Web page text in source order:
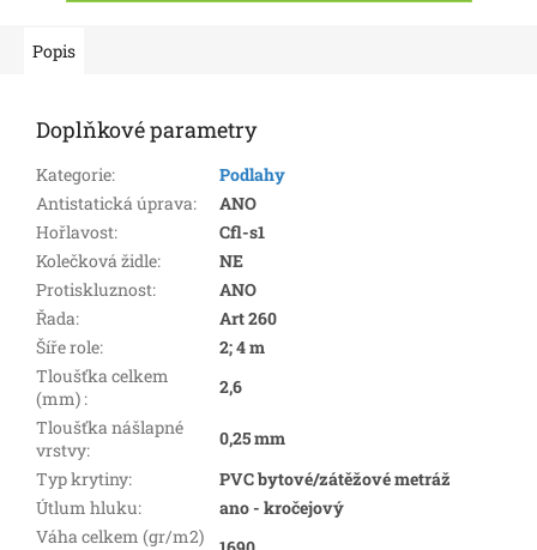
Popis
Doplňkové parametry
Kategorie:
Podlahy
Antistatická úprava:
ANO
Hořlavost:
Cfl-s1
Kolečková židle:
NE
Protiskluznost:
ANO
Řada:
Art 260
Šíře role:
2; 4 m
Tloušťka celkem
(mm) :
2,6
Tloušťka nášlapné
vrstvy:
0,25 mm
Typ krytiny:
PVC bytové/zátěžové metráž
Útlum hluku:
ano - kročejový
Váha celkem (gr/m2)